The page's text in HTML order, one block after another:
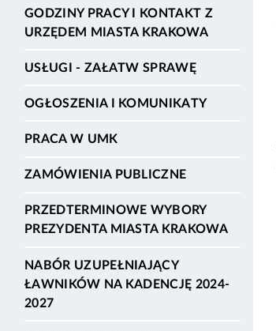
GODZINY PRACY I KONTAKT Z
URZĘDEM MIASTA KRAKOWA
USŁUGI - ZAŁATW SPRAWĘ
OGŁOSZENIA I KOMUNIKATY
PRACA W UMK
ZAMÓWIENIA PUBLICZNE
PRZEDTERMINOWE WYBORY
PREZYDENTA MIASTA KRAKOWA
NABÓR UZUPEŁNIAJĄCY
ŁAWNIKÓW NA KADENCJĘ 2024-
2027